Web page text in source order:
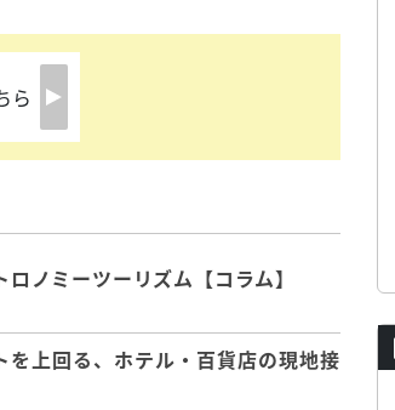
ら
ノミーツーリズム【コラム】
上回る、ホテル・百貨店の現地接